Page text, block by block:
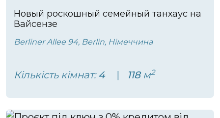
Новый роскошный семейный танхаус на
Вайсензе
Berliner Allee 94, Berlin, Німеччина
Кількість кімнат:4 118м2